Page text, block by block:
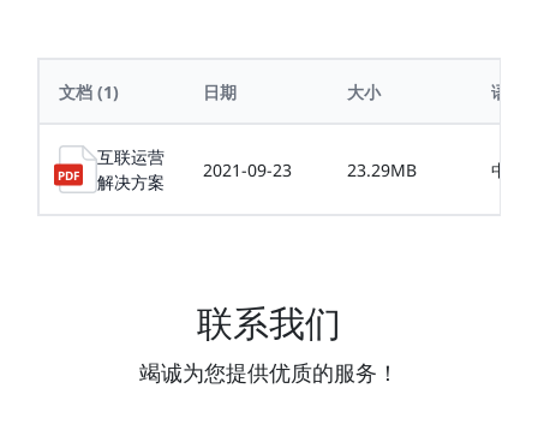
文档 (1) 日期 大小 语言
互联运营
解决方案
2021-09-23 23.29MB 中文
联系我们
竭诚为您提供优质的服务！